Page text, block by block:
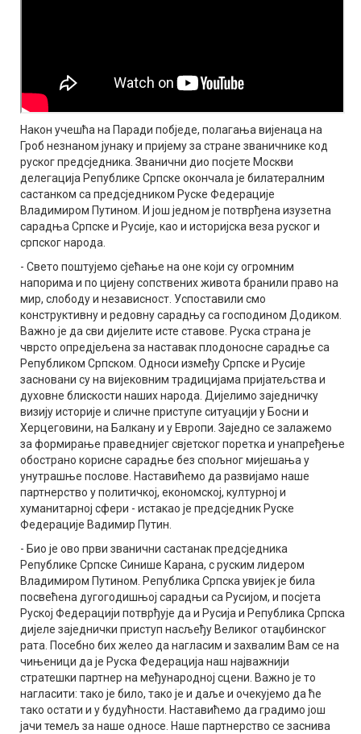
Након учешћа на Паради побједе, полагања вијенаца на
Гроб незнаном јунаку и пријему за стране званичнике код
руског предсједника. Званични дио посјете Москви
делегација Републике Српске окончала је билатералним
састанком са предсједником Руске Федерације
Владимиром Путином. И још једном је потврђена изузетна
сарадња Српске и Русије, као и историјска веза руског и
српског народа.
- Свето поштујемо сјећање на оне који су огромним
напорима и по цијену сопствених живота бранили право на
мир, слободу и независност. Успоставили смо
конструктивну и редовну сарадњу са господином Додиком.
Важно је да сви дијелите исте ставове. Руска страна је
чврсто опредјељена за наставак плодоносне сарадње са
Републиком Српском. Односи између Српске и Русије
засновани су на вијековним традицијама пријатељства и
духовне блискости наших народа. Дијелимо заједничку
визију историје и сличне приступе ситуацији у Босни и
Херцеговини, на Балкану и у Европи. Заједно се залажемо
за формирање праведнијег свјетског поретка и унапређење
обострано корисне сарадње без спољног мијешања у
унутрашње послове. Наставићемо да развијамо наше
партнерство у политичкој, економској, културној и
хуманитарној сфери - истакао је предсједник Руске
Федерације Вадимир Путин.
- Био је ово први званични састанак предсједника
Републике Српске Синише Карана, с руским лидером
Владимиром Путином. Република Српска увијек је била
посвећена дугогодишњој сарадњи са Русијом, и посјета
Руској Федерацији потврђује да и Русија и Република Српска
дијеле заједнички приступ насљеђу Великог отаџбинског
рата. Посебно бих желео да нагласим и захвалим Вам се на
чињеници да је Руска Федерација наш најважнији
стратешки партнер на међународној сцени. Важно је то
нагласити: тако је било, тако је и даље и очекујемо да ће
тако остати и у будућности. Наставићемо да градимо још
јачи темељ за наше односе. Наше партнерство се заснива